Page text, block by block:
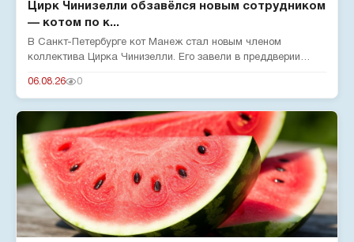
Цирк Чинизелли обзавёлся новым сотрудником
— котом по к...
В Санкт-Петербурге кот Манеж стал новым членом
коллектива Цирка Чинизелли. Его завели в преддверии
06.08.26 0